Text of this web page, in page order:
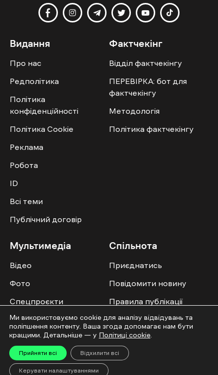
Видання
Про нас
Редполітика
Політика
конфіденційності
Політика Cookie
Реклама
Робота
ID
Всі теми
Публічний договір
Фактчекінг
Відділ фактчекінгу
ПЕРЕВІРКА: бот для
фактчекінгу
Методологія
Політика фактчекінгу
Мультимедіа
Відео
Фото
Спецпроєкти
Спільнота
Приєднатись
Повідомити новину
Правила публікації
Колонок
Усі права захищені. ©2016-2026. Ґвара Медіа. Використання матеріалів сайту
дозволяється лише за наявності активного посилання на “Ґвара Медіа” не
Ми використовуємо cookie для аналізу відвідувань та
поліпшення контенту. Ваша згода допомагає нам бути
кращими. Детальніше — у Політиці cookie
Прийняти всі Відхилити всі
Керувати налаштуваннями